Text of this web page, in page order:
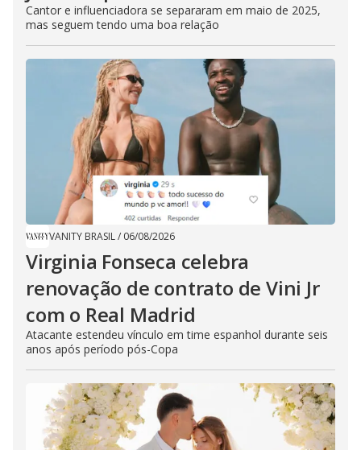
Cantor e influenciadora se separaram em maio de 2025,
mas seguem tendo uma boa relação
VANITY BRASIL/ 06/08/2026
Virginia Fonseca celebra
renovação de contrato de Vini Jr
com o Real Madrid
Atacante estendeu vínculo em time espanhol durante seis
anos após período pós-Copa